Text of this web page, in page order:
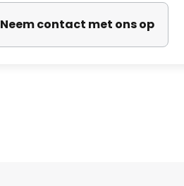
Neem contact met ons op